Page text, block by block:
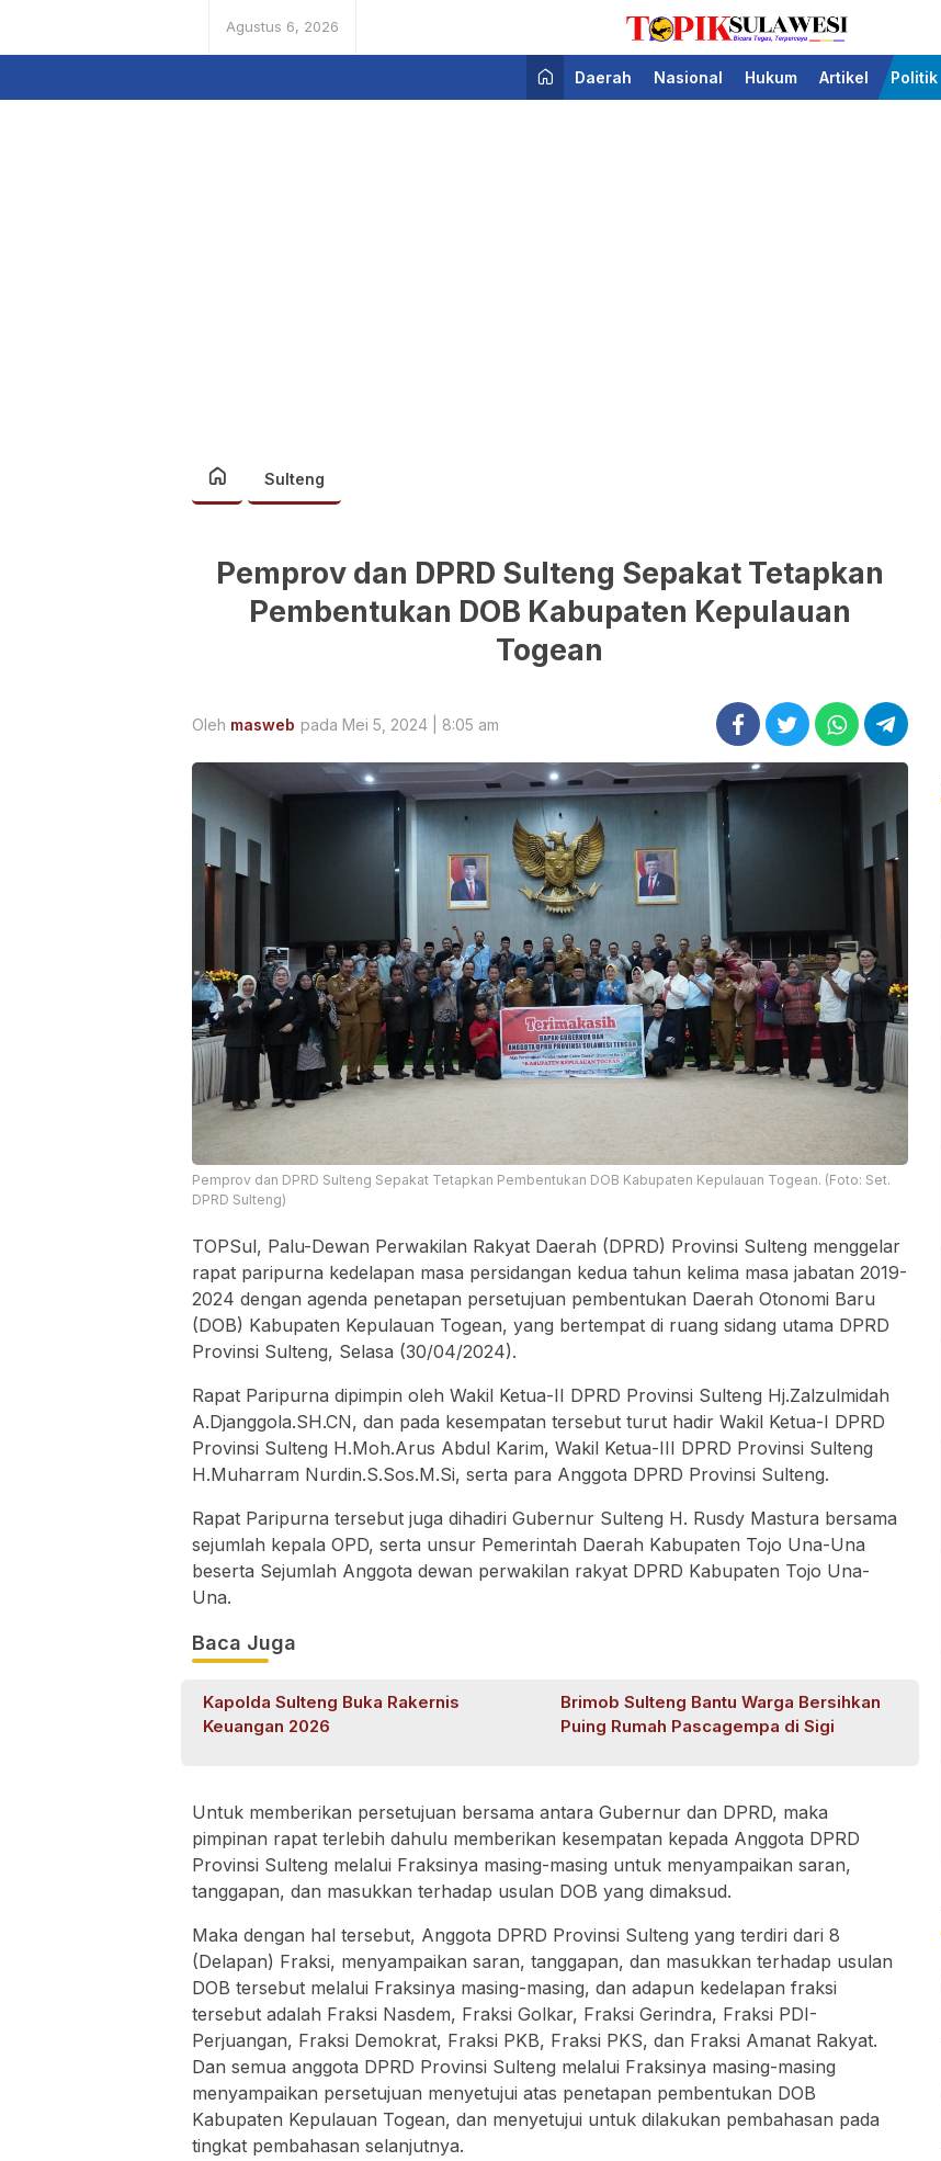
Agustus 6, 2026
Topik Sulawesi
Bicara Tegas Terpercaya
Daerah Nasional Hukum Artikel Politik
Sulteng
Pemprov dan DPRD Sulteng Sepakat Tetapkan
Pembentukan DOB Kabupaten Kepulauan
Togean
Oleh masweb pada Mei 5, 2024 | 8:05 am
Pemprov dan DPRD Sulteng Sepakat Tetapkan Pembentukan DOB Kabupaten Kepulauan Togean. (Foto: Set.
DPRD Sulteng)
TOPSul, Palu-Dewan Perwakilan Rakyat Daerah (DPRD) Provinsi Sulteng menggelar
rapat paripurna kedelapan masa persidangan kedua tahun kelima masa jabatan 2019-
2024 dengan agenda penetapan persetujuan pembentukan Daerah Otonomi Baru
(DOB) Kabupaten Kepulauan Togean, yang bertempat di ruang sidang utama DPRD
Provinsi Sulteng, Selasa (30/04/2024).
Rapat Paripurna dipimpin oleh Wakil Ketua-II DPRD Provinsi Sulteng Hj.Zalzulmidah
A.Djanggola.SH.CN, dan pada kesempatan tersebut turut hadir Wakil Ketua-I DPRD
Provinsi Sulteng H.Moh.Arus Abdul Karim, Wakil Ketua-III DPRD Provinsi Sulteng
H.Muharram Nurdin.S.Sos.M.Si, serta para Anggota DPRD Provinsi Sulteng.
Rapat Paripurna tersebut juga dihadiri Gubernur Sulteng H. Rusdy Mastura bersama
sejumlah kepala OPD, serta unsur Pemerintah Daerah Kabupaten Tojo Una-Una
beserta Sejumlah Anggota dewan perwakilan rakyat DPRD Kabupaten Tojo Una-
Una.
Baca Juga
Kapolda Sulteng Buka Rakernis
Keuangan 2026
Brimob Sulteng Bantu Warga Bersihkan
Puing Rumah Pascagempa di Sigi
Untuk memberikan persetujuan bersama antara Gubernur dan DPRD, maka
pimpinan rapat terlebih dahulu memberikan kesempatan kepada Anggota DPRD
Provinsi Sulteng melalui Fraksinya masing-masing untuk menyampaikan saran,
tanggapan, dan masukkan terhadap usulan DOB yang dimaksud.
Maka dengan hal tersebut, Anggota DPRD Provinsi Sulteng yang terdiri dari 8
(Delapan) Fraksi, menyampaikan saran, tanggapan, dan masukkan terhadap usulan
DOB tersebut melalui Fraksinya masing-masing, dan adapun kedelapan fraksi
tersebut adalah Fraksi Nasdem, Fraksi Golkar, Fraksi Gerindra, Fraksi PDI-
Perjuangan, Fraksi Demokrat, Fraksi PKB, Fraksi PKS, dan Fraksi Amanat Rakyat.
Dan semua anggota DPRD Provinsi Sulteng melalui Fraksinya masing-masing
menyampaikan persetujuan menyetujui atas penetapan pembentukan DOB
Kabupaten Kepulauan Togean, dan menyetujui untuk dilakukan pembahasan pada
tingkat pembahasan selanjutnya.